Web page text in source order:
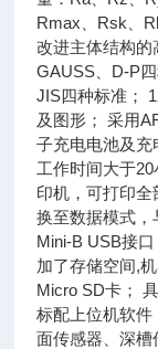
Rmax、Rsk、
改进主体结构的
GAUSS、D-P
JIS四种标准；
及图形； 采用
子充电电池及
工作时间大于
印机，可打印
换至数据模式，
Mini-B USB接
加了存储空间,
Micro SD卡；
标配上位机软件
面传感器、深